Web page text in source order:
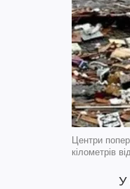
Центри
кілометрів
У